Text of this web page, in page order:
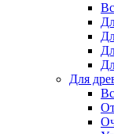
Для